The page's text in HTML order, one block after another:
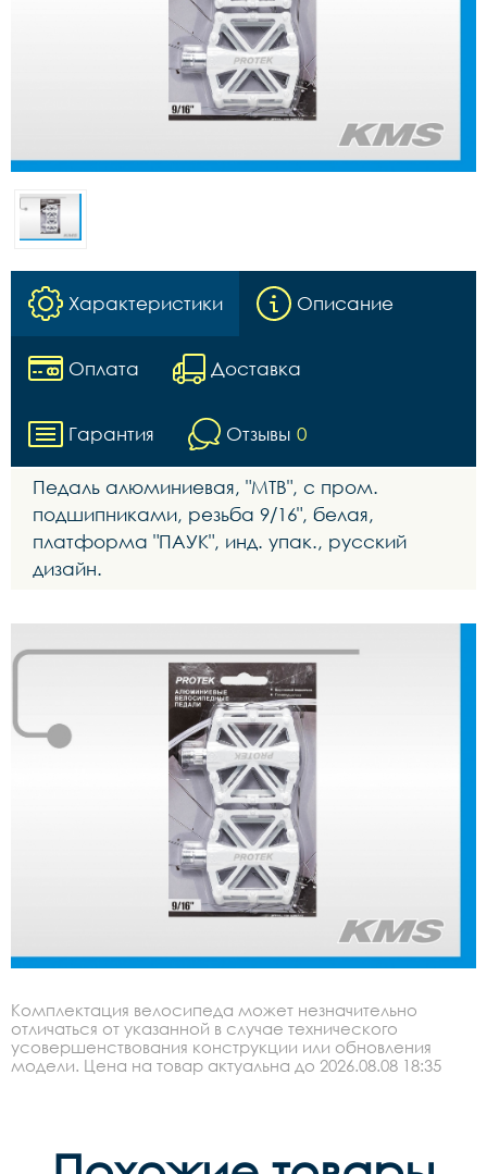
Характеристики Описание
Оплата Доставка
Гарантия Отзывы 0
Педаль алюминиевая, "МТВ", с пром.
подшипниками, резьба 9/16", белая,
платформа "ПАУК", инд. упак., русский
дизайн.
Комплектация велосипеда может незначительно
отличаться от указанной в случае технического
усовершенствования конструкции или обновления
модели. Цена на товар актуальна до 2026.08.08 18:35